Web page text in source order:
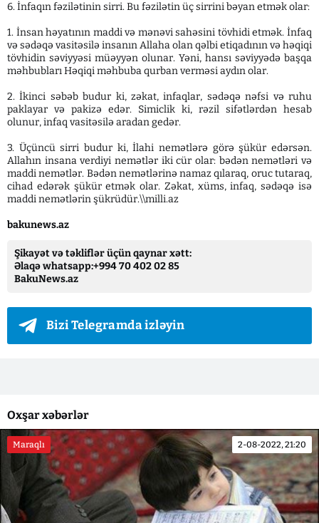
6. İnfaqın fəzilətinin sirri. Bu fəzilətin üç sirrini bəyan etmək olar:
1. İnsan həyatının maddi və mənəvi sahəsini tövhidi etmək. İnfaq
və sədəqə vasitəsilə insanın Allaha olan qəlbi etiqadının və həqiqi
tövhidin səviyyəsi müəyyən olunar. Yəni, hansı səviyyədə başqa
məhbubları Həqiqi məhbuba qurban verməsi aydın olar.
2. İkinci səbəb budur ki, zəkat, infaqlar, sədəqə nəfsi və ruhu
paklayar və pakizə edər. Simiclik ki, rəzil sifətlərdən hesab
olunur, infaq vasitəsilə aradan gedər.
3. Üçüncü sirri budur ki, İlahi nemətlərə görə şükür edərsən.
Allahın insana verdiyi nemətlər iki cür olar: bədən nemətləri və
maddi nemətlər. Bədən nemətlərinə namaz qılaraq, oruc tutaraq,
cihad edərək şükür etmək olar. Zəkat, xüms, infaq, sədəqə isə
maddi nemətlərin şükrüdür.\\milli.az
bakunews.az
Şikayət və təkliflər üçün qaynar xətt:
Əlaqə whatsapp:+994 70 402 02 85
BakuNews.az
Bizi Telegramda izləyin
Oxşar xəbərlər
Maraqlı 2-08-2022, 21:20